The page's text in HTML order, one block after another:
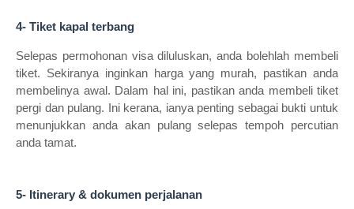
4- Tiket kapal terbang
Selepas permohonan visa diluluskan, anda bolehlah membeli
tiket. Sekiranya inginkan harga yang murah, pastikan anda
membelinya awal. Dalam hal ini, pastikan anda membeli tiket
pergi dan pulang. Ini kerana, ianya penting sebagai bukti untuk
menunjukkan anda akan pulang selepas tempoh percutian
anda tamat.
5- Itinerary & dokumen perjalanan